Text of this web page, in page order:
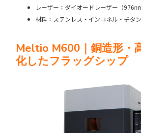
レーザー：ダイオードレーザー（976nm
材料：ステンレス・インコネル・チタ
Meltio M600｜銅造形・
化したフラッグシップ